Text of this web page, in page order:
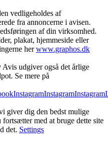
vedligeholdes af
fra annoncerne i avisen.
af din virksomhed.
plakat, hjemmeside eller
herwww.graphos.dk
udgiver også det årlige
Se mere på
InstagramInstagramInstagram
giver dig den bedst mulige
med at bruge dette site
det. Settings